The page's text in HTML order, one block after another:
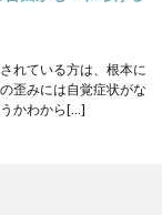
れている方は、根本に
歪みには自覚症状がな
かわから[…]